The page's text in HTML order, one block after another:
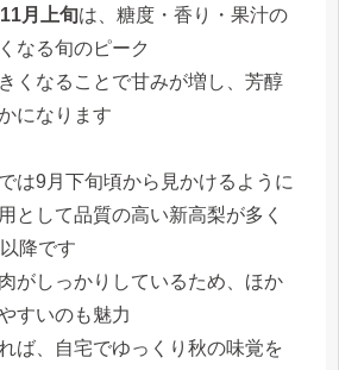
月上旬は、糖度・香り・果汁の
なる旬のピーク
くなることで甘みが増し、芳醇
になります
は9月下旬頃から見かけるように
として品質の高い新高梨が多く
降です
がしっかりしているため、ほか
すいのも魅力
ば、自宅でゆっくり秋の味覚を